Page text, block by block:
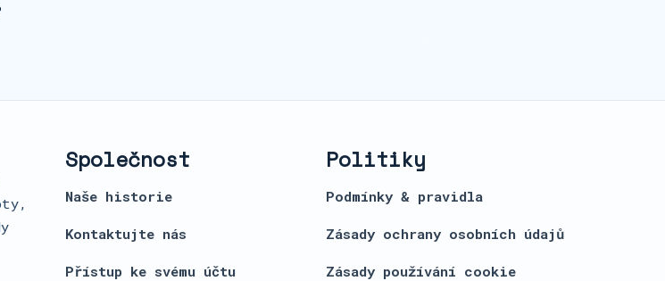
Společnost
Naše historie
Kontaktujte nás
Přístup ke svému účtu
Politiky
Podmínky & pravidla
Zásady ochrany osobních údajů
Zásady používání cookie